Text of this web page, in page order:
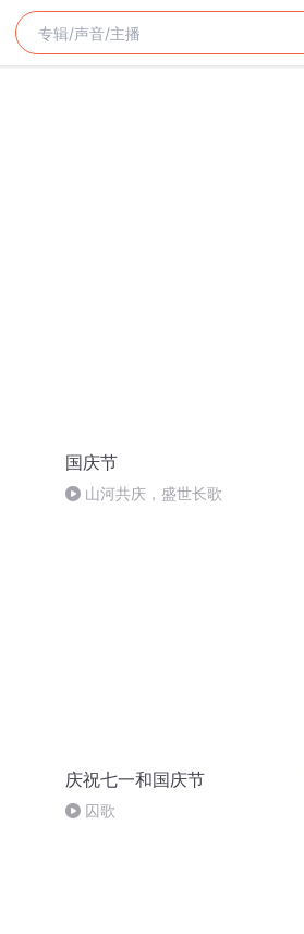
国庆节
山河共庆，盛世长歌
庆祝七一和国庆节
囚歌